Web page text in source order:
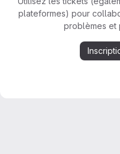
plateformes) pour
problèmes et